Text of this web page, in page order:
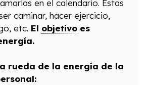
en el calendario. Estas
caminar, hacer ejercicio,
etc. El objetivo es
rueda de la energía de la